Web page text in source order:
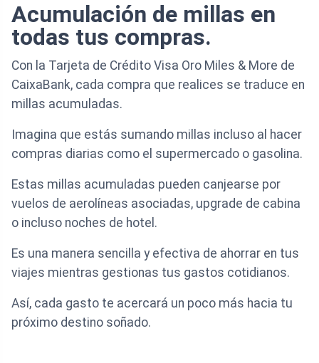
Acumulación de millas en
todas tus compras.
Con la Tarjeta de Crédito Visa Oro Miles & More de
CaixaBank, cada compra que realices se traduce en
millas acumuladas.
Imagina que estás sumando millas incluso al hacer
compras diarias como el supermercado o gasolina.
Estas millas acumuladas pueden canjearse por
vuelos de aerolíneas asociadas, upgrade de cabina
o incluso noches de hotel.
Es una manera sencilla y efectiva de ahorrar en tus
viajes mientras gestionas tus gastos cotidianos.
Así, cada gasto te acercará un poco más hacia tu
próximo destino soñado.